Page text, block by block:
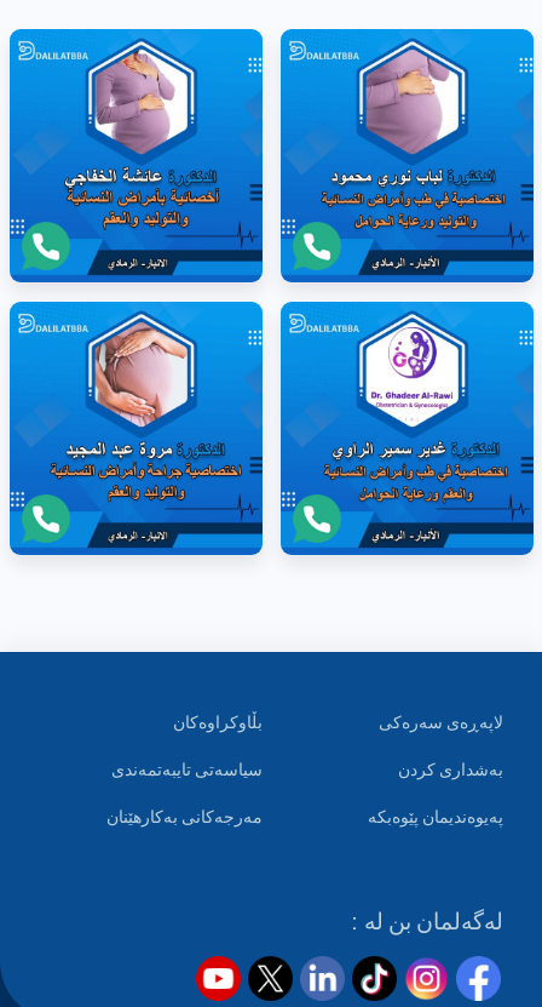
لاپەڕەی سەرەکی
بەشداری کردن
پەیوەندیمان پێوەبکە
بڵاوکراوەکان
سیاسەتی تایبەتمەندی
مەرجەکانی بەکارهێنان
لەگەلمان بن لە :